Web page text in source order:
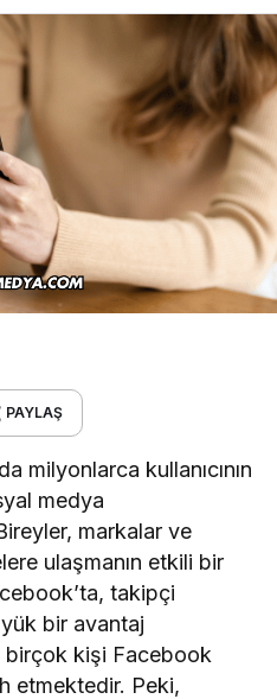
PAYLAŞ
milyonlarca kullanıcının
medya
markalar ve
ulaşmanın etkili bir
takipçi
bir avantaj
birçok kişi Facebook
etmektedir. Peki,